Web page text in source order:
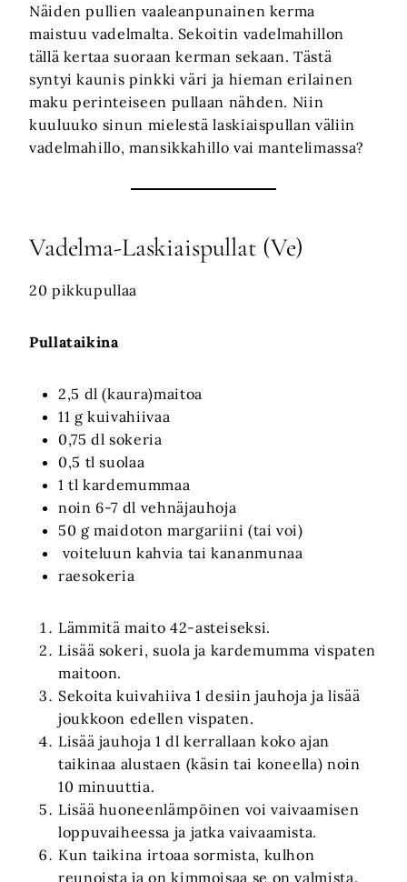
Näiden pullien vaaleanpunainen kerma
maistuu vadelmalta. Sekoitin vadelmahillon
tällä kertaa suoraan kerman sekaan. Tästä
syntyi kaunis pinkki väri ja hieman erilainen
maku perinteiseen pullaan nähden. Niin
kuuluuko sinun mielestä laskiaispullan väliin
vadelmahillo, mansikkahillo vai mantelimassa?
Vadelma-Laskiaispullat (Ve)
20 pikkupullaa
Pullataikina
2,5 dl (kaura)maitoa
11 g kuivahiivaa
0,75 dl sokeria
0,5 tl suolaa
1 tl kardemummaa
noin 6-7 dl vehnäjauhoja
50 g maidoton margariini (tai voi)
voiteluun kahvia tai kananmunaa
raesokeria
Lämmitä maito 42-asteiseksi.
Lisää sokeri, suola ja kardemumma vispaten
maitoon.
Sekoita kuivahiiva 1 desiin jauhoja ja lisää
joukkoon edellen vispaten.
Lisää jauhoja 1 dl kerrallaan koko ajan
taikinaa alustaen (käsin tai koneella) noin
10 minuuttia.
Lisää huoneenlämpöinen voi vaivaamisen
loppuvaiheessa ja jatka vaivaamista.
Kun taikina irtoaa sormista, kulhon
reunoista ja on kimmoisaa se on valmista.